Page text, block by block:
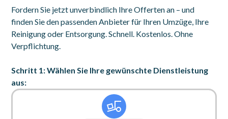
Fordern Sie jetzt unverbindlich Ihre Offerten an – und
finden Sie den passenden Anbieter für Ihren Umzüge, Ihre
Reinigung oder Entsorgung. Schnell. Kostenlos. Ohne
Verpflichtung.
Schritt 1: Wählen Sie Ihre gewünschte Dienstleistung
aus: